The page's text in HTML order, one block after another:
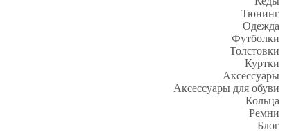
Тюнинг
Одежда
Футболки
Толстовки
Куртки
Аксессуары
Аксессуары для обуви
Кольца
Ремни
Блог